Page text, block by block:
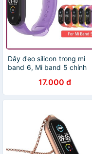
Dây đeo silicon trong mi
band 6, Mi band 5 chính
thay thế miband 5, miband
6 MIJOBS bản trong suốt
17.000 đ